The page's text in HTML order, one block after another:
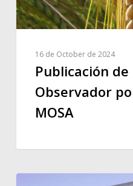
16 de October de 2024
Publicación
Observador
MOSA